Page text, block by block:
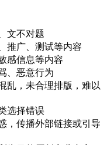
文不对题
推广、测试等内容
感信息等内容
、恶意行为
乱，未合理排版，难以
选择错误
，传播外部链接或引导